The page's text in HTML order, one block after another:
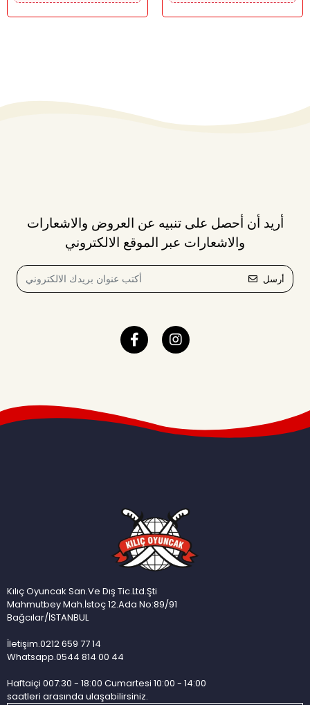
أريد أن أحصل على تنبيه عن العروض والاشعارات
والاشعارات عبر الموقع الالكتروني
أرسل
Kılıç Oyuncak San.Ve Dış Tic.Ltd.Şti
Mahmutbey Mah.İstoç 12.Ada No:89/91
Bağcılar/İSTANBUL
İletişim.0212 659 77 14
Whatsapp.0544 814 00 44
Haftaiçi 007:30 - 18:00 Cumartesi 10:00 - 14:00
saatleri arasında ulaşabilirsiniz.